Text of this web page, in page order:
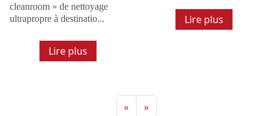
cleanroom » de nettoyage
ultrapropre à destinatio...
Lire plus
Lire plus
« »